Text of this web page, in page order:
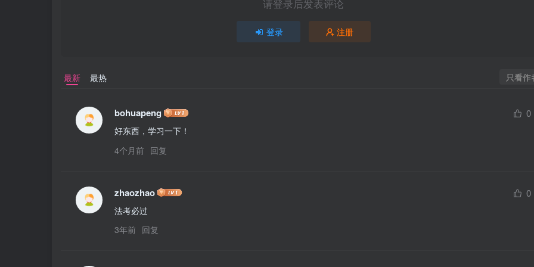
请登录后发表评论
登录 注册
最新 最热 只看作
bohuapeng 0
好东西，学习一下！
4个月前 回复
zhaozhao 0
法考必过
3年前 回复